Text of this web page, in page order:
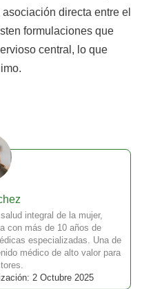
directa entre el
formulaciones que
central, lo que
integral de la mujer,
con más de 10 años de
especializadas. Una de
médico de alto valor para
2 Octubre 2025